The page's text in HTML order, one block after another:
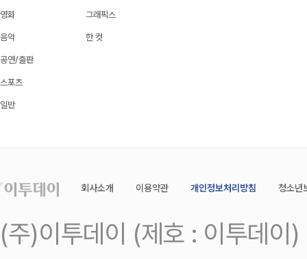
영화
음악
공연/출판
스포츠
일반
그래픽스
한 컷
회사소개 이용약관 개인정보처리방침 청소년
(주)이투데이 (제호 : 이투데